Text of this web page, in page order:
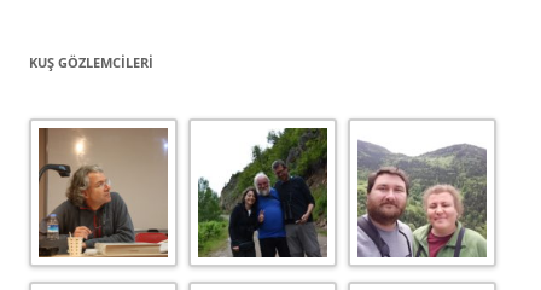
KUŞ GÖZLEMCILERI